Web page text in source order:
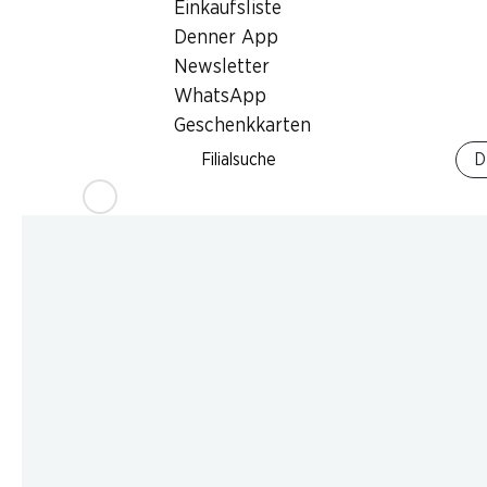
Einkaufsliste
Denner App
Newsletter
WhatsApp
Geschenkkarten
Filialsuche